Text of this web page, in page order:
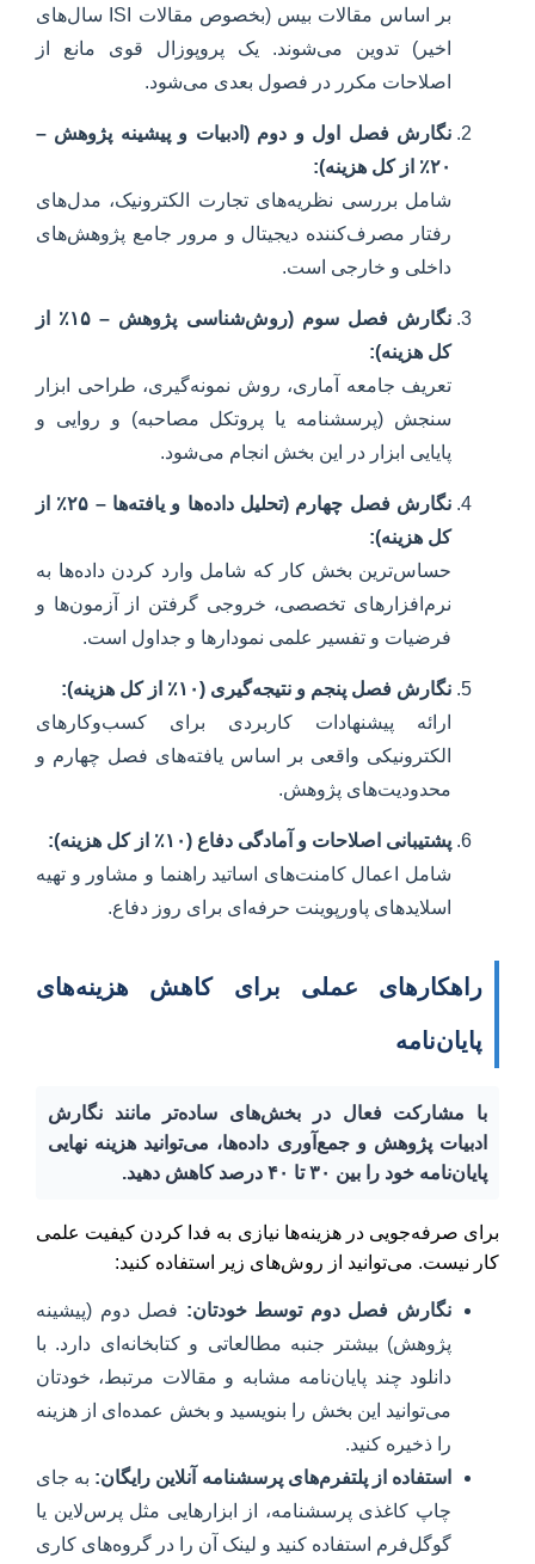
بر اساس مقالات بیس (بخصوص مقالات ISI سال‌های
اخیر) تدوین می‌شوند. یک پروپوزال قوی مانع از
اصلاحات مکرر در فصول بعدی می‌شود.
نگارش فصل اول و دوم (ادبیات و پیشینه پژوهش –
۲۰٪ از کل هزینه):
شامل بررسی نظریه‌های تجارت الکترونیک، مدل‌های
رفتار مصرف‌کننده دیجیتال و مرور جامع پژوهش‌های
داخلی و خارجی است.
نگارش فصل سوم (روش‌شناسی پژوهش – ۱۵٪ از
کل هزینه):
تعریف جامعه آماری، روش نمونه‌گیری، طراحی ابزار
سنجش (پرسشنامه یا پروتکل مصاحبه) و روایی و
پایایی ابزار در این بخش انجام می‌شود.
نگارش فصل چهارم (تحلیل داده‌ها و یافته‌ها – ۲۵٪ از
کل هزینه):
حساس‌ترین بخش کار که شامل وارد کردن داده‌ها به
نرم‌افزارهای تخصصی، خروجی گرفتن از آزمون‌ها و
فرضیات و تفسیر علمی نمودارها و جداول است.
نگارش فصل پنجم و نتیجه‌گیری (۱۰٪ از کل هزینه):
ارائه پیشنهادات کاربردی برای کسب‌وکارهای
الکترونیکی واقعی بر اساس یافته‌های فصل چهارم و
محدودیت‌های پژوهش.
پشتیبانی اصلاحات و آمادگی دفاع (۱۰٪ از کل هزینه):
شامل اعمال کامنت‌های اساتید راهنما و مشاور و تهیه
اسلایدهای پاورپوینت حرفه‌ای برای روز دفاع.
راهکارهای عملی برای کاهش هزینه‌های
پایان‌نامه
با مشارکت فعال در بخش‌های ساده‌تر مانند نگارش
ادبیات پژوهش و جمع‌آوری داده‌ها، می‌توانید هزینه نهایی
پایان‌نامه خود را بین ۳۰ تا ۴۰ درصد کاهش دهید.
برای صرفه‌جویی در هزینه‌ها نیازی به فدا کردن کیفیت علمی
کار نیست. می‌توانید از روش‌های زیر استفاده کنید:
نگارش فصل دوم توسط خودتان: فصل دوم (پیشینه
پژوهش) بیشتر جنبه مطالعاتی و کتابخانه‌ای دارد. با
دانلود چند پایان‌نامه مشابه و مقالات مرتبط، خودتان
می‌توانید این بخش را بنویسید و بخش عمده‌ای از هزینه
را ذخیره کنید.
استفاده از پلتفرم‌های پرسشنامه آنلاین رایگان: به جای
چاپ کاغذی پرسشنامه، از ابزارهایی مثل پرس‌لاین یا
گوگل‌فرم استفاده کنید و لینک آن را در گروه‌های کاری